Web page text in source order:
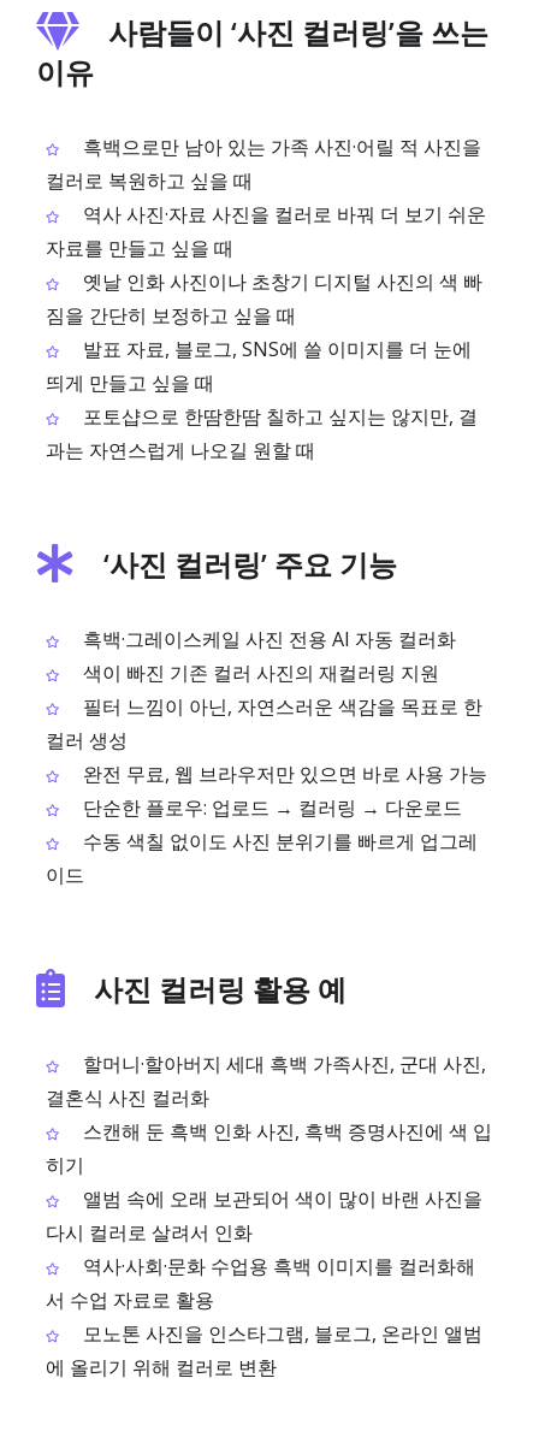
사람들이 ‘사진 컬러링’을 쓰는
이유
흑백으로만 남아 있는 가족 사진·어릴 적 사진을
컬러로 복원하고 싶을 때
역사 사진·자료 사진을 컬러로 바꿔 더 보기 쉬운
자료를 만들고 싶을 때
옛날 인화 사진이나 초창기 디지털 사진의 색 빠
짐을 간단히 보정하고 싶을 때
발표 자료, 블로그, SNS에 쓸 이미지를 더 눈에
띄게 만들고 싶을 때
포토샵으로 한땀한땀 칠하고 싶지는 않지만, 결
과는 자연스럽게 나오길 원할 때
‘사진 컬러링’ 주요 기능
흑백·그레이스케일 사진 전용 AI 자동 컬러화
색이 빠진 기존 컬러 사진의 재컬러링 지원
필터 느낌이 아닌, 자연스러운 색감을 목표로 한
컬러 생성
완전 무료, 웹 브라우저만 있으면 바로 사용 가능
단순한 플로우: 업로드 → 컬러링 → 다운로드
수동 색칠 없이도 사진 분위기를 빠르게 업그레
이드
사진 컬러링 활용 예
할머니·할아버지 세대 흑백 가족사진, 군대 사진,
결혼식 사진 컬러화
스캔해 둔 흑백 인화 사진, 흑백 증명사진에 색 입
히기
앨범 속에 오래 보관되어 색이 많이 바랜 사진을
다시 컬러로 살려서 인화
역사·사회·문화 수업용 흑백 이미지를 컬러화해
서 수업 자료로 활용
모노톤 사진을 인스타그램, 블로그, 온라인 앨범
에 올리기 위해 컬러로 변환